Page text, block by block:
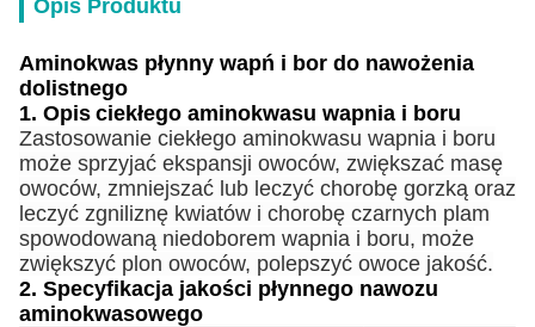
Opis Produktu
Aminokwas płynny wapń i bor do nawożenia
dolistnego
1. Opis ciekłego aminokwasu wapnia i boru
Zastosowanie ciekłego aminokwasu wapnia i boru
może sprzyjać ekspansji owoców, zwiększać masę
owoców, zmniejszać lub leczyć chorobę gorzką oraz
leczyć zgniliznę kwiatów i chorobę czarnych plam
spowodowaną niedoborem wapnia i boru, może
zwiększyć plon owoców, polepszyć owoce jakość.
2. Specyfikacja jakości płynnego nawozu
aminokwasowego